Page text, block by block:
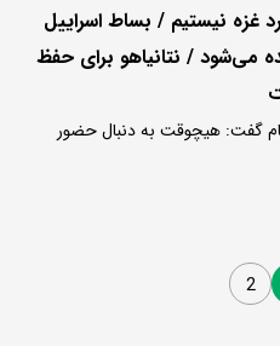
غزه نیستیم / بساط اسراییل
می‌شود / نتانیاهو برای حفظ
هیچوقت به دنبال حضور
2